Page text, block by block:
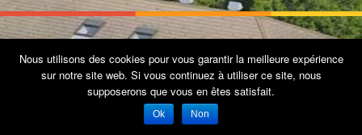
Thème Patus parFameThemes
Nous utilisons des cookies pour vous garantir la meilleure expérience
sur notre site web. Si vous continuez à utiliser ce site, nous
supposerons que vous en êtes satisfait.
Ok Non